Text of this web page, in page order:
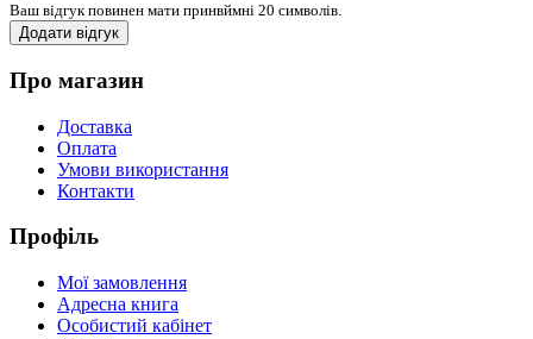
Ваш відгук повинен мати принвймні 20 символів.
Додати відгук
Про магазин
Доставка
Оплата
Умови використання
Контакти
Профіль
Мої замовлення
Адресна книга
Особистий кабінет